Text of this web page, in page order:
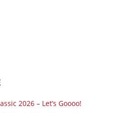
2026 – Let’s Goooo!